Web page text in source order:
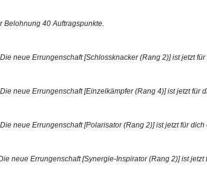
Belohnung 40 Auftragspunkte.
neue Errungenschaft [Schlossknacker (Rang 2)] ist jetzt
neue Errungenschaft [Einzelkämpfer (Rang 4)] ist jetzt für
neue Errungenschaft [Polarisator (Rang 2)] ist jetzt für dich
neue Errungenschaft [Synergie-Inspirator (Rang 2)] ist jetzt